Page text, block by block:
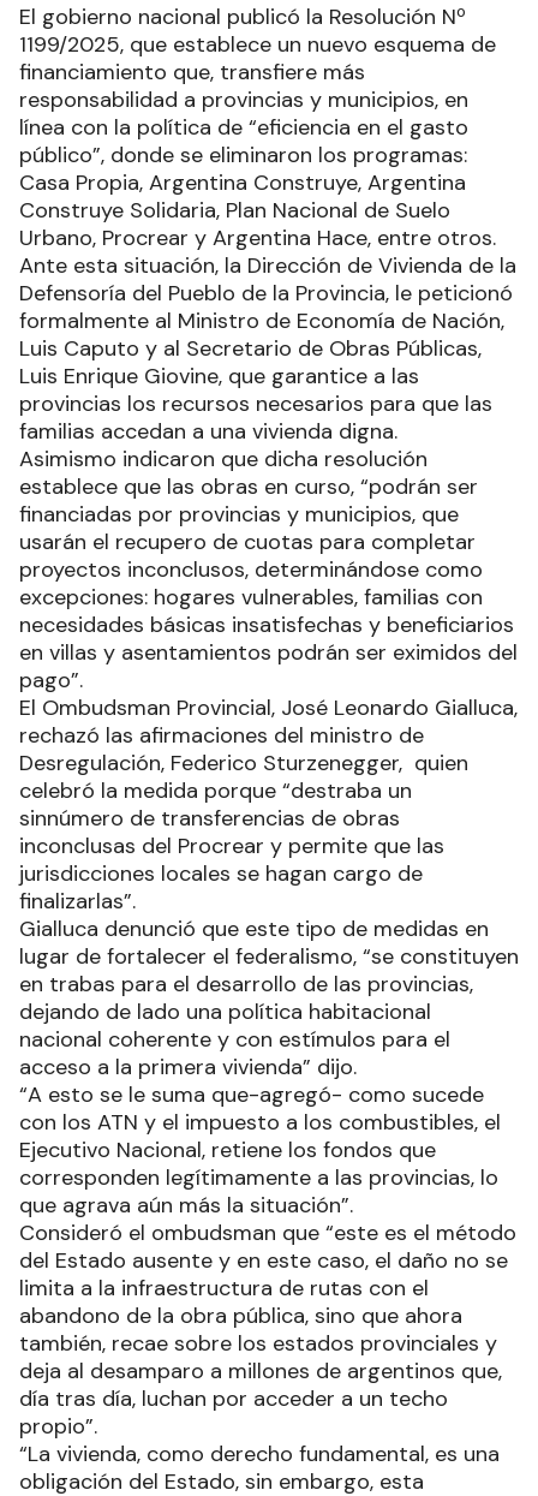
El gobierno nacional publicó la Resolución Nº
1199/2025, que establece un nuevo esquema de
financiamiento que, transfiere más
responsabilidad a provincias y municipios, en
línea con la política de “eficiencia en el gasto
público”, donde se eliminaron los programas:
Casa Propia, Argentina Construye, Argentina
Construye Solidaria, Plan Nacional de Suelo
Urbano, Procrear y Argentina Hace, entre otros.
Ante esta situación, la Dirección de Vivienda de la
Defensoría del Pueblo de la Provincia, le peticionó
formalmente al Ministro de Economía de Nación,
Luis Caputo y al Secretario de Obras Públicas,
Luis Enrique Giovine, que garantice a las
provincias los recursos necesarios para que las
familias accedan a una vivienda digna.
Asimismo indicaron que dicha resolución
establece que las obras en curso, “podrán ser
financiadas por provincias y municipios, que
usarán el recupero de cuotas para completar
proyectos inconclusos, determinándose como
excepciones: hogares vulnerables, familias con
necesidades básicas insatisfechas y beneficiarios
en villas y asentamientos podrán ser eximidos del
pago”.
El Ombudsman Provincial, José Leonardo Gialluca,
rechazó las afirmaciones del ministro de
Desregulación, Federico Sturzenegger, quien
celebró la medida porque “destraba un
sinnúmero de transferencias de obras
inconclusas del Procrear y permite que las
jurisdicciones locales se hagan cargo de
finalizarlas”.
Gialluca denunció que este tipo de medidas en
lugar de fortalecer el federalismo, “se constituyen
en trabas para el desarrollo de las provincias,
dejando de lado una política habitacional
nacional coherente y con estímulos para el
acceso a la primera vivienda” dijo.
“A esto se le suma que-agregó- como sucede
con los ATN y el impuesto a los combustibles, el
Ejecutivo Nacional, retiene los fondos que
corresponden legítimamente a las provincias, lo
que agrava aún más la situación”.
Consideró el ombudsman que “este es el método
del Estado ausente y en este caso, el daño no se
limita a la infraestructura de rutas con el
abandono de la obra pública, sino que ahora
también, recae sobre los estados provinciales y
deja al desamparo a millones de argentinos que,
día tras día, luchan por acceder a un techo
propio”.
“La vivienda, como derecho fundamental, es una
obligación del Estado, sin embargo, esta